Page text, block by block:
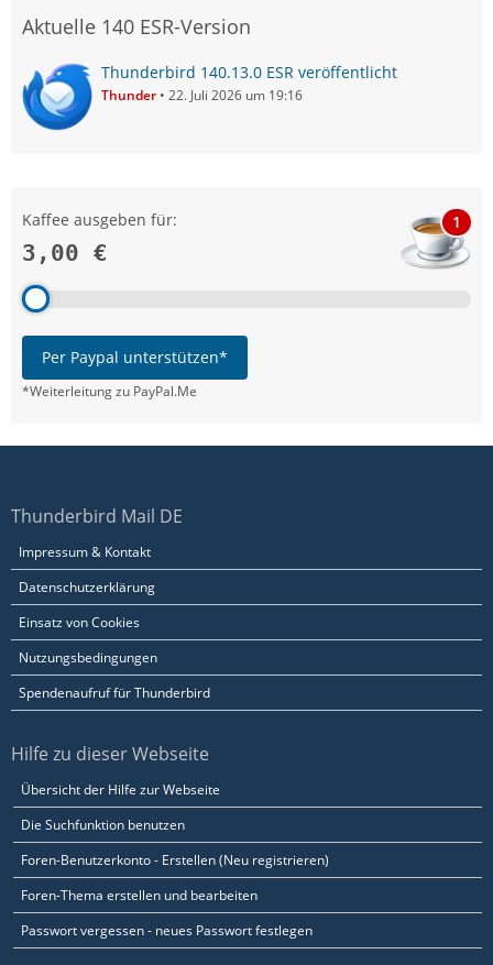
Aktuelle 140 ESR-Version
Thunderbird 140.13.0 ESR veröffentlicht
Thunder 22. Juli 2026 um 19:16
Kaffee ausgeben für:
3,00 €
1
Per Paypal unterstützen*
*Weiterleitung zu PayPal.Me
Thunderbird Mail DE
Impressum & Kontakt
Datenschutzerklärung
Einsatz von Cookies
Nutzungsbedingungen
Spendenaufruf für Thunderbird
Hilfe zu dieser Webseite
Übersicht der Hilfe zur Webseite
Die Suchfunktion benutzen
Foren-Benutzerkonto - Erstellen (Neu registrieren)
Foren-Thema erstellen und bearbeiten
Passwort vergessen - neues Passwort festlegen